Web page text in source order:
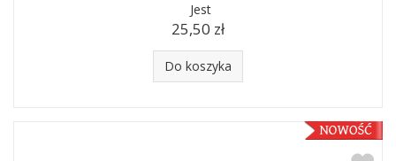
Jest
25,50 zł
Do koszyka